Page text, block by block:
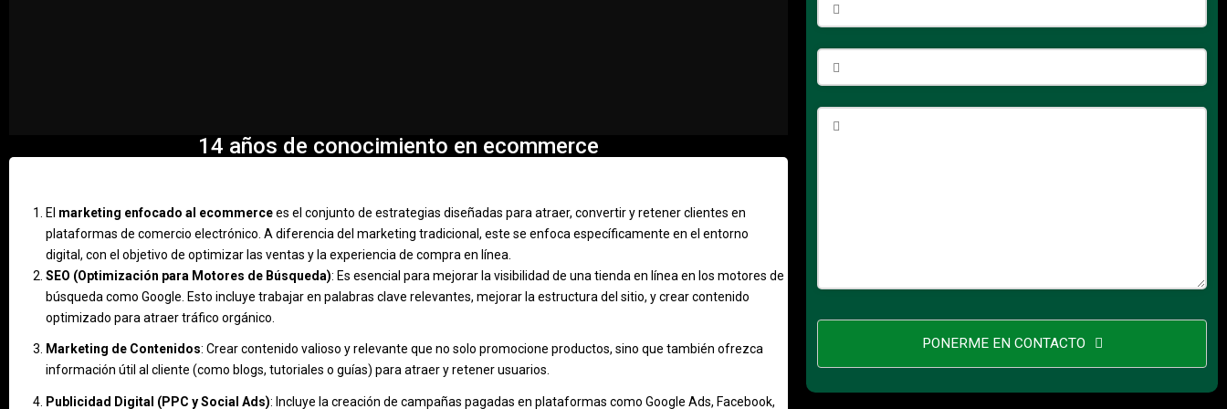
14 años de conocimiento en ecommerce
El marketing enfocado al ecommercees el conjunto de estrategias diseñadas para atraer, convertir y retener clientes en
plataformas de comercio electrónico. A diferencia del marketing tradicional, este se enfoca específicamente en el entorno
digital, con el objetivo de optimizar las ventas y la experiencia de compra en línea.
SEO (Optimización para Motores de Búsqueda): Es esencial para mejorar la visibilidad de una tienda en línea en los motores de
búsqueda como Google. Esto incluye trabajar en palabras clave relevantes, mejorar la estructura del sitio, y crear contenido
optimizado para atraer tráfico orgánico.
Marketing de Contenidos: Crear contenido valioso y relevante que no solo promocione productos, sino que también ofrezca
información útil al cliente (como blogs, tutoriales o guías) para atraer y retener usuarios.
Publicidad Digital (PPC y Social Ads): Incluye la creación de campañas pagadas en plataformas como Google Ads, Facebook,
PONERME EN CONTACTO
This